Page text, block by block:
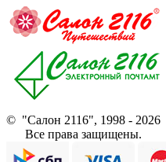
© "Салон 2116", 1998 - 2026
Все права защищены.